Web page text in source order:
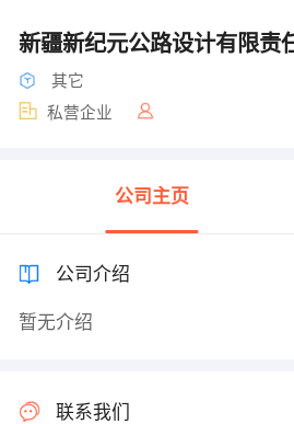
新疆新纪元公路设计有限责
其它
私营企业
公司主页
公司介绍
暂无介绍
联系我们